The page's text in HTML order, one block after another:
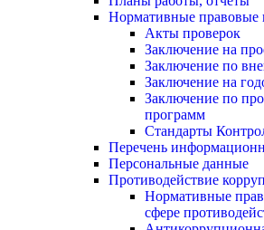
Нормативные правовые
Акты проверок
Заключение на
Заключение по
Заключение на
Заключение по
программ
Стандарты
Перечень
Персональные данные
Противодействие
Нормативные
сфере